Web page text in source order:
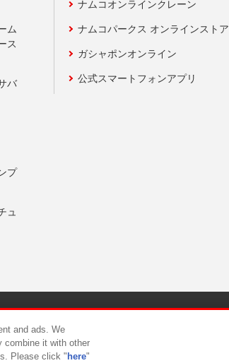
ム
ス
バ
プ
ュ
ナムコオンラインクレーン
ナムコパークス オンラインストア
ガシャポンオンライン
公式スマートフォンアプリ
ラスメント対応方針
and ads. We
combine it with other
Please click " here"